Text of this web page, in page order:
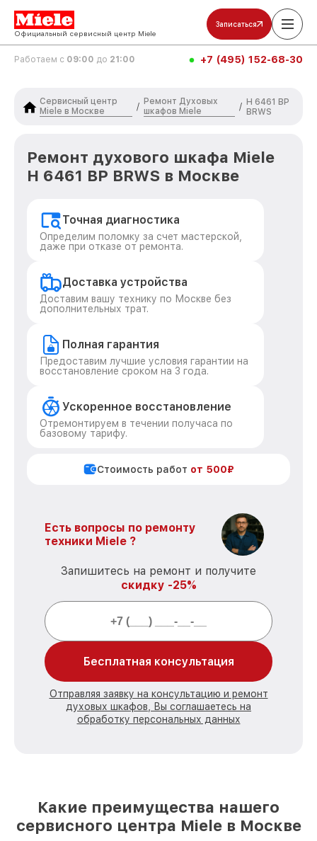
Официальный сервисный центр Miele
Записаться
Работаем с 09:00 до 21:00 +7 (495) 152-68-30
Сервисный центр
Miele в Москве
/
Ремонт Духовых
шкафов Miele
/ H 6461 BP
BRWS
Ремонт духового шкафа Miele
H 6461 BP BRWS в Москве
Точная диагностика
Определим поломку за счет мастерской,
даже при отказе от ремонта.
Доставка устройства
Доставим вашу технику по Москве без
дополнительных трат.
Полная гарантия
Предоставим лучшие условия гарантии на
восстановление сроком на 3 года.
Ускоренное восстановление
Отремонтируем в течении получаса по
базовому тарифу.
Стоимость работ от 500₽
Есть вопросы по ремонту
техники Miele ?
Запишитесь на ремонт и получите
скидку -25%
Бесплатная консультация
Отправляя заявку на консультацию и ремонт
духовых шкафов, Вы соглашаетесь на
обработку персональных данных
Какие преимущества нашего
сервисного центра Miele в Москве